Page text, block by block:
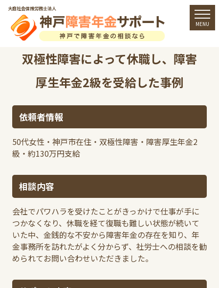
MENU
大庭社会保険労務士法人
双極性障害によって休職し、障害
厚生年金2級を受給した事例
依頼者情報
50代女性・神戸市在住・双極性障害・障害厚生年金2
級・約130万円支給
相談内容
会社でパワハラを受けたことがきっかけで仕事が手に
つかなくなり、休職を経て復職も難しい状態が続いて
いた中、金銭的な不安から障害年金の存在を知り、年
金事務所を訪れたがよく分からず、社労士への相談を勧
められてお問い合わせいただきました。